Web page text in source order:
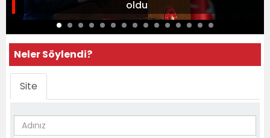
oldu
Neler Söylendi?
Site